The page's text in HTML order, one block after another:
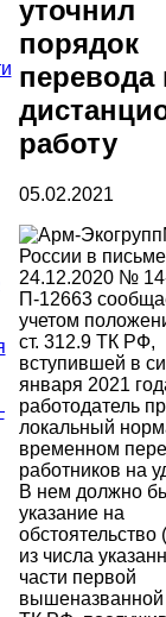
уточнил
порядок
перевода
работу
05.02.2021
России в
24.12.2020 №
П-12663
учетом
ст. 312.9 ТК РФ,
вступившей в
января 2021
работодатель
локальный
временном
работников на
В нем должно
указание на
обстоятельство
из числа
части первой
вышеназванной